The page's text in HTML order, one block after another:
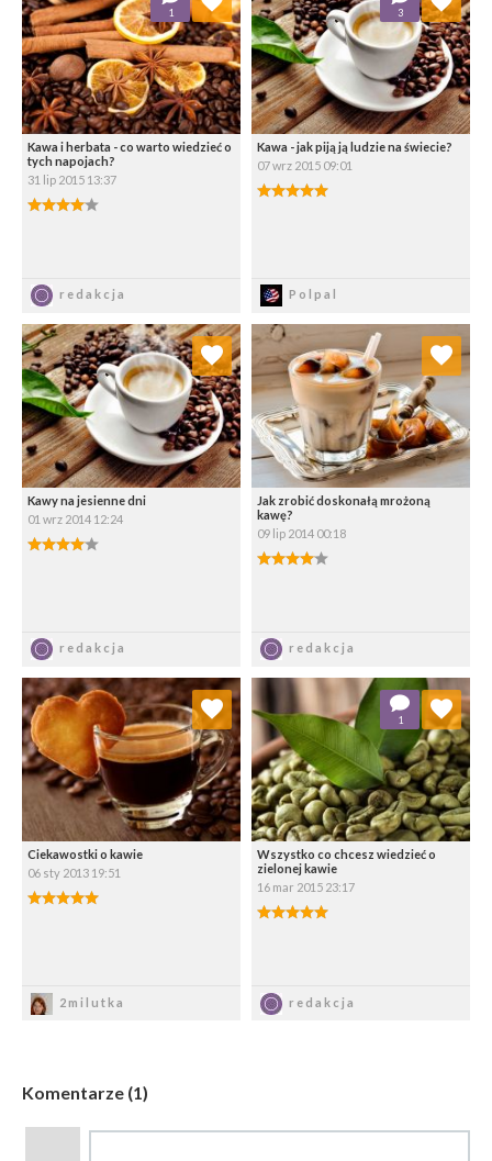
Kawa i herbata - co warto wiedzieć o
tych napojach?
31 lip 2015 13:37
4.00/5
redakcja
1
Wybierz listę:
Kawa - jak piją ją ludzie na świecie?
07 wrz 2015 09:01
5.00/5
Polpal
3
Wybierz listę:
Kawy na jesienne dni
01 wrz 2014 12:24
4.00/5
redakcja
Dodaj do ulubionych
Wybierz listę:
Jak zrobić doskonałą mrożoną
kawę?
09 lip 2014 00:18
4.00/5
redakcja
Dodaj do ulubionych
Wybierz listę:
Ciekawostki o kawie
06 sty 2013 19:51
5.00/5
2milutka
Dodaj do ulubionych
Wybierz listę:
Wszystko co chcesz wiedzieć o
zielonej kawie
16 mar 2015 23:17
5.00/5
redakcja
1
Dodaj do ulubionych
Wybierz listę:
Komentarze (1)